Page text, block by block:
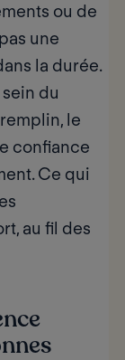
ou de
une
la durée.
du
le
confiance
Ce qui
au fil des